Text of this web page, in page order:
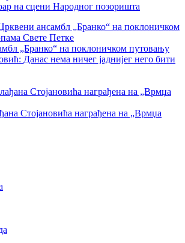
на сцени Народног позоришта
„Бранко“ на поклоничком путовању
Стојановића награђена на „Врмџа